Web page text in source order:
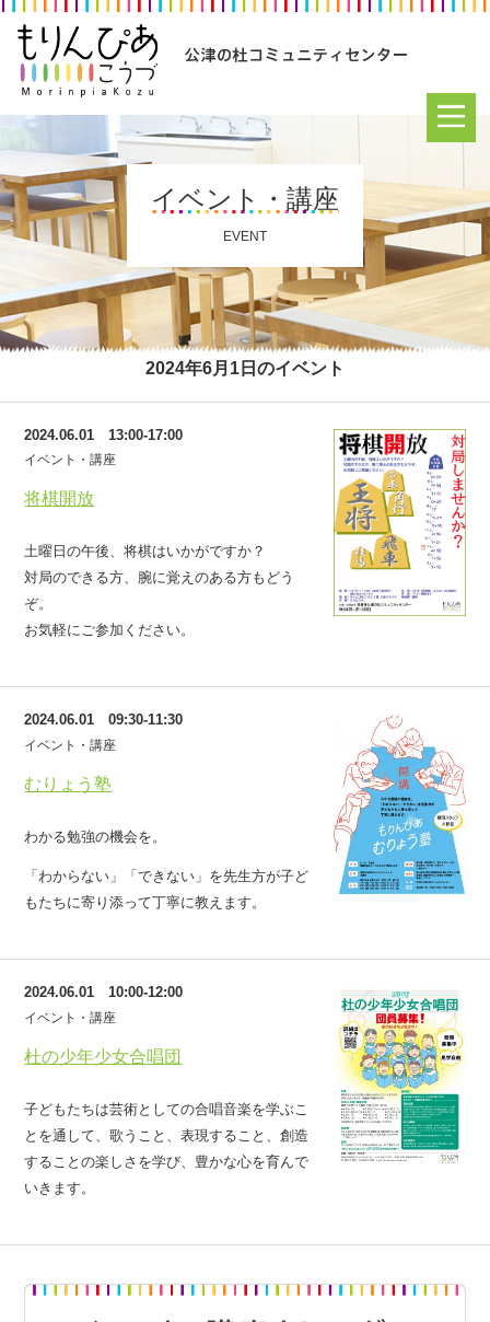
イベント・講座
EVENT
2024年6月1日のイベント
将棋開放
2024.06.01 13:00-17:00
イベント・講座
土曜日の午後、将棋はいかがですか？
対局のできる方、腕に覚えのある方もどう
ぞ。
お気軽にご参加ください。
むりょう塾
2024.06.01 09:30-11:30
イベント・講座
わかる勉強の機会を。
「わからない」「できない」を先生方が子ど
もたちに寄り添って丁寧に教えます。
杜の少年少女合唱団
2024.06.01 10:00-12:00
イベント・講座
子どもたちは芸術としての合唱音楽を学ぶこ
とを通して、歌うこと、表現すること、創造
することの楽しさを学び、豊かな心を育んで
いきます。